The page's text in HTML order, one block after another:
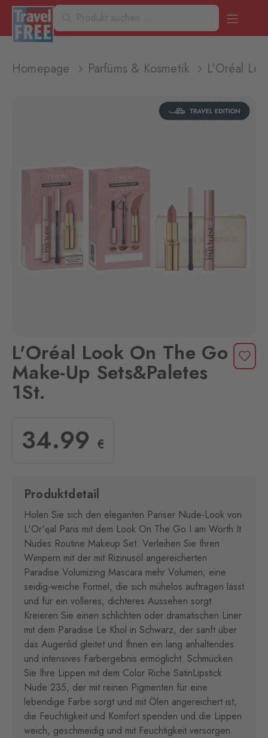
Homepage Parfüms & Kosmetik L'Oréal
L'Oréal Look On The Go
Make-Up Sets&Paletes
1St.
34.99 €
Produktdetail
Holen Sie sich den eleganten Pariser Nude-Look von
L'Or'ęal Paris mit dem Look On The Go I am Worth It
Nudes Routine Makeup Set. Verleihen Sie Ihren
Wimpern mit der mit Rizinusöl angereicherten
Paradise Volumizing Mascara mehr Volumen; eine
seidig-weiche Formel, die sich mühelos auftragen lässt
und für ein volleres, dichteres Aussehen sorgt.
Kreieren Sie einen schlichten oder dramatischen Liner
mit dem Paradise Le Khol in Schwarz, der sanft über
das Augenlid gleitet und Ihnen ein lang anhaltendes
und intensives Farbergebnis ermöglicht. Schmücken
Sie Ihre Lippen mit dem Color Riche SatinLipstick
Nude 235, der mit reinen Pigmenten für eine
lebendige Farbe sorgt und mit Ölen angereichert ist,
die Feuchtigkeit und Komfort spenden und die Lippen
weich, geschmeidig und mit Feuchtigkeit versorgen.